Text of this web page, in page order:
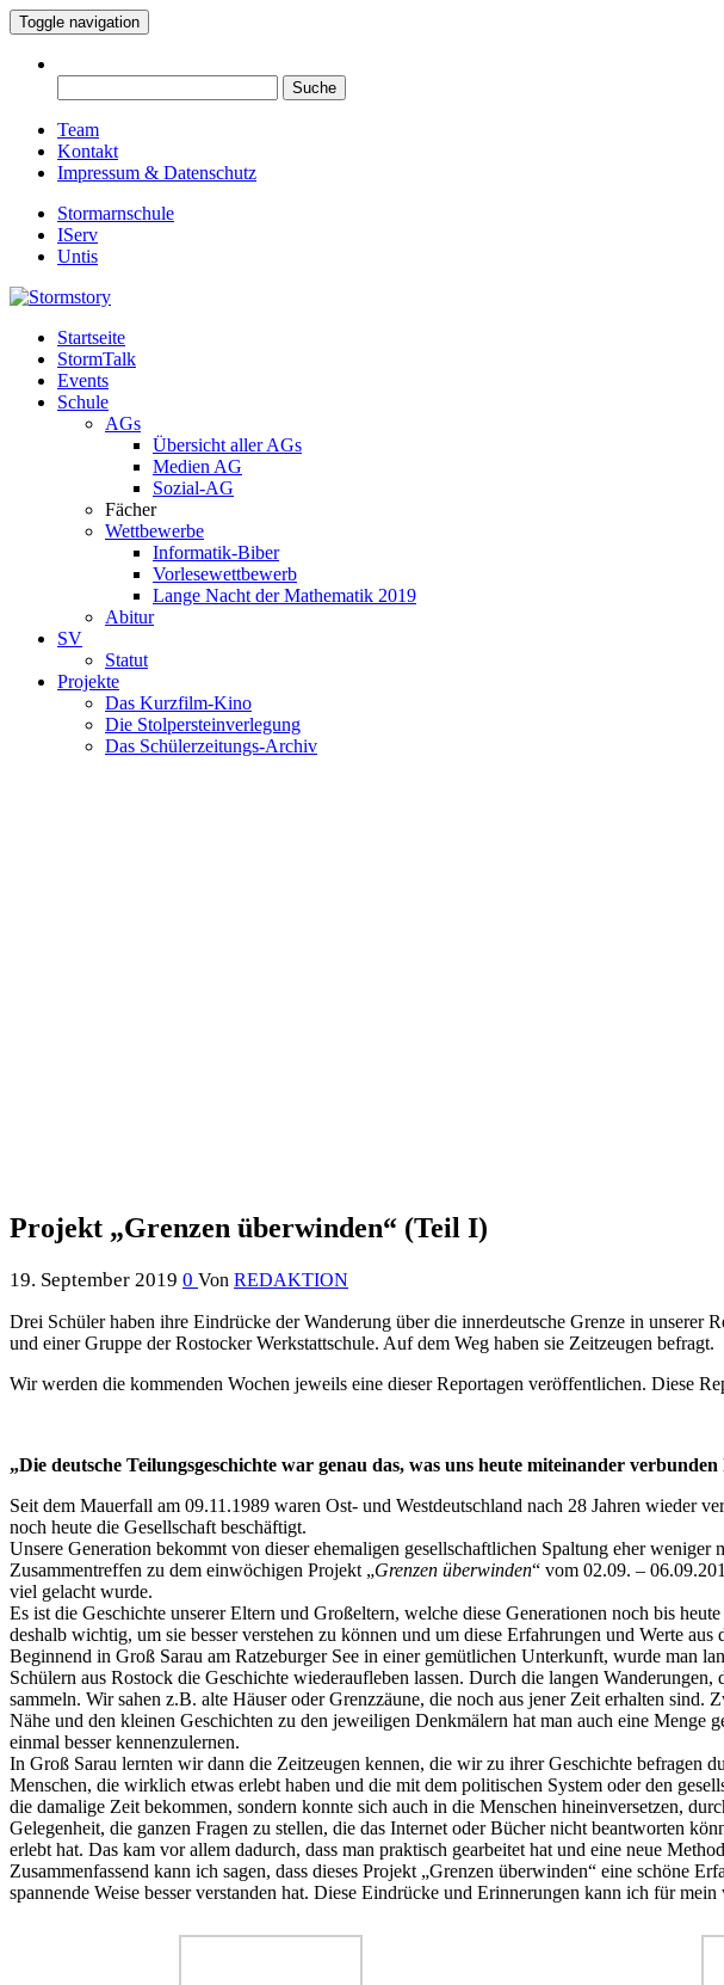
Toggle navigation
nach:
Team
Kontakt
Impressum & Datenschutz
Stormarnschule
IServ
Untis
Stormstory
Eure digitale Schülerzeitung
Startseite
StormTalk
Events
Schule
AGs
Übersicht aller AGs
Medien AG
Sozial-AG
Fächer
Wettbewerbe
Informatik-Biber
Vorlesewettbewerb
Lange Nacht der Mathematik 2019
Abitur
SV
Statut
Projekte
Das Kurzfilm-Kino
Die Stolpersteinverlegung
Das Schülerzeitungs-Archiv
Projekt „Grenzen überwinden“ (Teil I)
19. September 2019 0 Von REDAKTION
Drei Schüler haben ihre Eindrücke der Wanderung über die innerdeutsche Grenze in unserer
und einer Gruppe der Rostocker Werkstattschule. Auf dem Weg haben sie Zeitzeugen befragt.
Wir werden die kommenden Wochen jeweils eine dieser Reportagen veröffentlichen. Diese
„Die deutsche Teilungsgeschichte war genau das, was uns heute miteinander verbunden
Seit dem Mauerfall am 09.11.1989 waren Ost- und Westdeutschland nach 28 Jahren wieder
noch heute die Gesellschaft beschäftigt.
Unsere Generation bekommt von dieser ehemaligen gesellschaftlichen Spaltung eher
Zusammentreffen zu dem einwöchigen Projekt „Grenzen überwinden“ vom 02.09. –
viel gelacht wurde.
Es ist die Geschichte unserer Eltern und Großeltern, welche diese Generationen noch bis
deshalb wichtig, um sie besser verstehen zu können und um diese Erfahrungen und Werte aus
Beginnend in Groß Sarau am Ratzeburger See in einer gemütlichen Unterkunft, wurde man
Schülern aus Rostock die Geschichte wiederaufleben lassen. Durch die langen
sammeln. Wir sahen z.B. alte Häuser oder Grenzzäune, die noch aus jener Zeit erhalten
Nähe und den kleinen Geschichten zu den jeweiligen Denkmälern hat man auch eine Menge
einmal besser kennenzulernen.
In Groß Sarau lernten wir dann die Zeitzeugen kennen, die wir zu ihrer Geschichte befragen
Menschen, die wirklich etwas erlebt haben und die mit dem politischen System oder den
die damalige Zeit bekommen, sondern konnte sich auch in die Menschen hineinversetzen,
Gelegenheit, die ganzen Fragen zu stellen, die das Internet oder Bücher nicht beantworten
erlebt hat. Das kam vor allem dadurch, dass man praktisch gearbeitet hat und eine neue
Zusammenfassend kann ich sagen, dass dieses Projekt „Grenzen überwinden“ eine schöne
spannende Weise besser verstanden hat. Diese Eindrücke und Erinnerungen kann ich für